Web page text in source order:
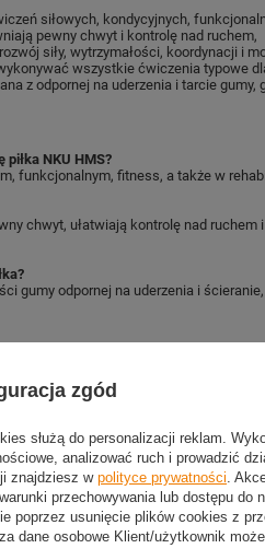
siłowych, kondycyjnych,
pewny chwyt i kontrolę nad ruchem,
siły, wytrzymałości, koordynacji i
wszystkie ćwiczenia typowe
z odpornej na uderzenia i tarcie gumy,
piłka NKU HMS?
funkcjonalnym, fitness, a także w
chwyt, ułatwiają kontrolę nad
gumy odpornej na uderzenia i
Potrzebujesz
zgód
służą do personalizacji reklam.
analizować ruch i prowadzić
znajdziesz wpolityce prywatności .
przechowywania lub dostępu do
poprzez usunięcie plików cookies z
dane osobowe Klient/użytkownik